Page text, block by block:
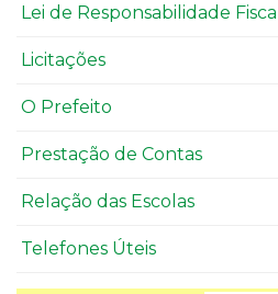
Lei de Responsabilidade Fiscal
Licitações
O Prefeito
Prestação de Contas
Relação das Escolas
Telefones Úteis